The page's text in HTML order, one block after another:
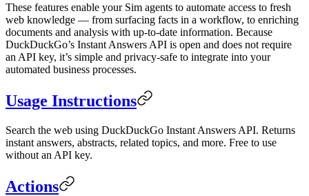
These features enable your Sim agents to automate access to fresh
web knowledge — from surfacing facts in a workflow, to enriching
documents and analysis with up-to-date information. Because
DuckDuckGo’s Instant Answers API is open and does not require
an API key, it’s simple and privacy-safe to integrate into your
automated business processes.
Usage Instructions
Search the web using DuckDuckGo Instant Answers API. Returns
instant answers, abstracts, related topics, and more. Free to use
without an API key.
Actions